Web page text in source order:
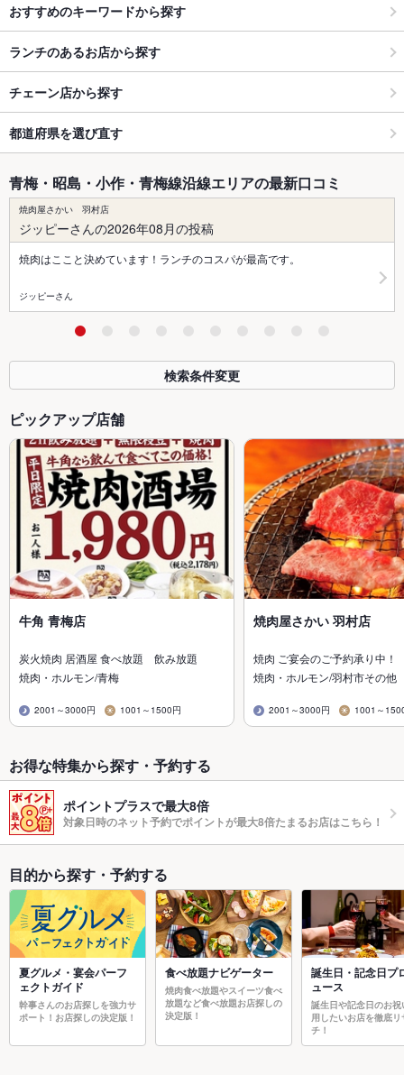
おすすめのキーワードから探す
ランチのあるお店から探す
チェーン店から探す
都道府県を選び直す
青梅・昭島・小作・青梅線沿線エリアの最新口コミ
焼肉屋さかい 羽村店
ジッピーさんの2026年08月の投稿
焼肉はここと決めています！ランチのコスパが最高です。
ジッピーさん
検索条件変更
ピックアップ店舗
牛角 青梅店
炭火焼肉 居酒屋 食べ放題 飲み放題
焼肉・ホルモン/青梅
2001～3000円 1001～1500円
焼肉屋さかい 羽村店
焼肉 ご宴会のご予約承り中！
焼肉・ホルモン/羽村市その他
2001～3000円 1001～
お得な特集から探す・予約する
ポイントプラスで最大8倍
対象日時のネット予約でポイントが最大8倍たまるお店はこちら！
目的から探す・予約する
夏グルメ・宴会パーフ
ェクトガイド
幹事さんのお店探しを強力サ
ポート！お店探しの決定版！
食べ放題ナビゲーター
焼肉食べ放題やスイーツ食べ
放題など食べ放題お店探しの
決定版！
誕生日・記念日プ
ュース
誕生日や記念日のお祝
用したいお店を徹底リ
チ！